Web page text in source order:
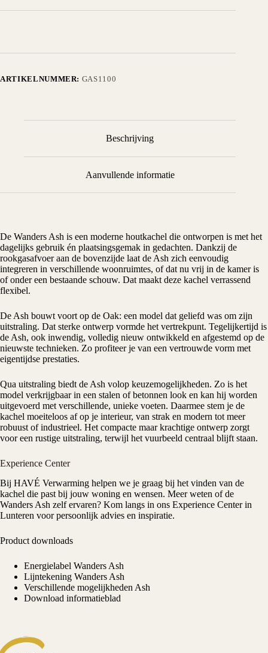
ARTIKELNUMMER: GAS1100
Beschrijving
Aanvullende informatie
De WandersAsh is een moderne houtkachel die ontworpen is met het
dagelijks gebruik én plaatsingsgemak in gedachten. Dankzij de
rookgasafvoer aan de bovenzijde laat de Ash zich eenvoudig
integreren in verschillende woonruimtes, of dat nu vrij in de kamer is
of onder een bestaande schouw. Dat maakt deze kachel verrassend
flexibel.
De Ash bouwt voort op de Oak: een model dat geliefd was om zijn
uitstraling. Dat sterke ontwerp vormde het vertrekpunt. Tegelijkertijd is
de Ash, ook inwendig, volledig nieuw ontwikkeld en afgestemd op de
nieuwste technieken. Zo profiteer je van een vertrouwde vorm met
eigentijdse prestaties.
Qua uitstraling biedt de Ash volop keuzemogelijkheden. Zo is het
model verkrijgbaar in een stalen of betonnen look en kan hij worden
uitgevoerd met verschillende, unieke voeten. Daarmee stem je de
kachel moeiteloos af op je interieur, van strak en modern tot meer
robuust of industrieel. Het compacte maar krachtige ontwerp zorgt
voor een rustige uitstraling, terwijl het vuurbeeld centraal blijft staan.
Experience Center
Bij HAVÉ Verwarming helpen we je graag bij het vinden van de
kachel die past bij jouw woning en wensen. Meer weten of de
Wanders Ash zelf ervaren? Kom langs in ons Experience Centerin
Lunteren voor persoonlijk advies en inspiratie.
Product downloads
Energielabel Wanders Ash
Lijntekening Wanders Ash
Verschillende mogelijkheden Ash
Download informatieblad